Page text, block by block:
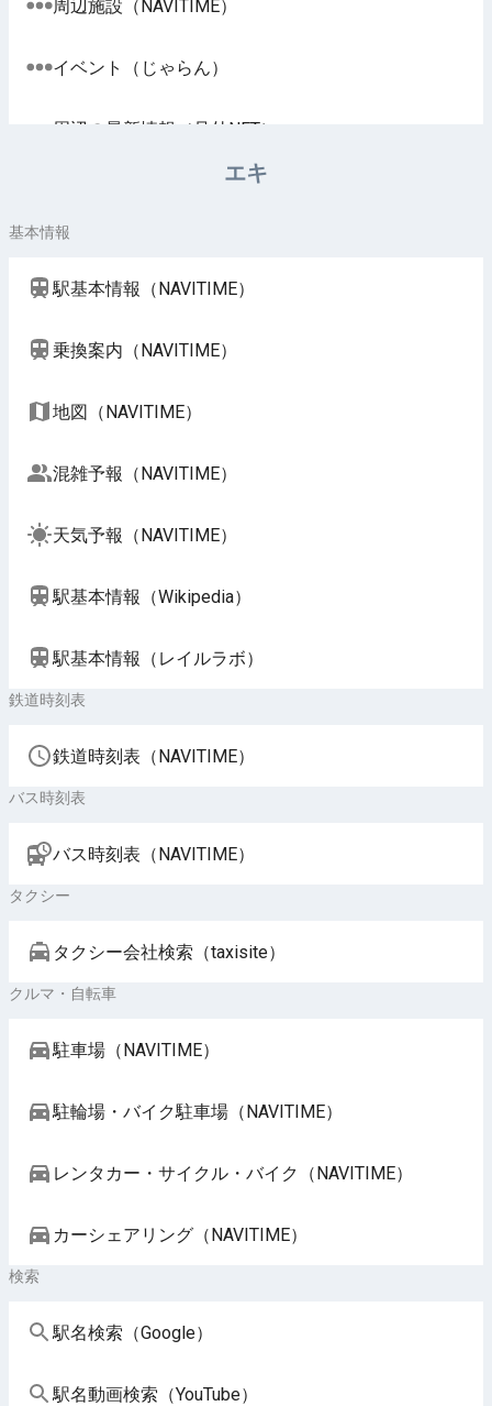
周辺施設（NAVITIME）
イベント（じゃらん）
周辺の最新情報（号外NET）
エキ
基本情報
駅基本情報（NAVITIME）
乗換案内（NAVITIME）
地図（NAVITIME）
混雑予報（NAVITIME）
天気予報（NAVITIME）
駅基本情報（Wikipedia）
駅基本情報（レイルラボ）
鉄道時刻表
鉄道時刻表（NAVITIME）
バス時刻表
バス時刻表（NAVITIME）
タクシー
タクシー会社検索（taxisite）
クルマ・自転車
駐車場（NAVITIME）
駐輪場・バイク駐車場（NAVITIME）
レンタカー・サイクル・バイク（NAVITIME）
カーシェアリング（NAVITIME）
検索
駅名検索（Google）
駅名動画検索（YouTube）